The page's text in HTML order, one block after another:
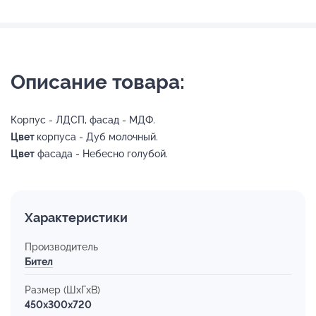
Описание товара:
Корпус - ЛДСП, фасад - МДФ.
Цвет корпуса - Дуб молочный.
Цвет фасада - Небесно голубой.
Характеристики
Производитель
Бител
Размер (ШхГхВ)
450x300x720